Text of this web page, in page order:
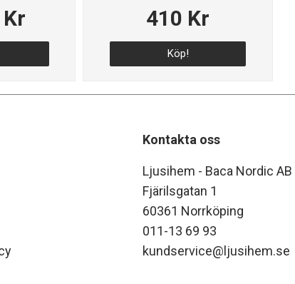
410 Kr
Köp!
Kontakta oss
Ljusihem - Baca Nordic AB
Fjärilsgatan 1
60361 Norrköping
011-13 69 93
kundservice@ljusihem.se